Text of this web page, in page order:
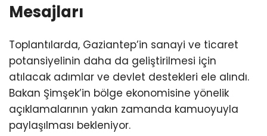
Mesajları
Toplantılarda, Gaziantep’in sanayi ve ticaret
potansiyelinin daha da geliştirilmesi için
atılacak adımlar ve devlet destekleri ele alındı.
Bakan Şimşek’in bölge ekonomisine yönelik
açıklamalarının yakın zamanda kamuoyuyla
paylaşılması bekleniyor.